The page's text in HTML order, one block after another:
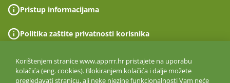
Pristup informacijama
Politika zaštite privatnosti korisnika
Politika upravljanja kvalitetom
Korištenjem stranice www.apprrr.hr pristajete na uporabu
kolačića (eng. cookies). Blokiranjem kolačića i dalje možete
pregledavati stranicu, ali neke njezine funkcionalnosti Vam neće